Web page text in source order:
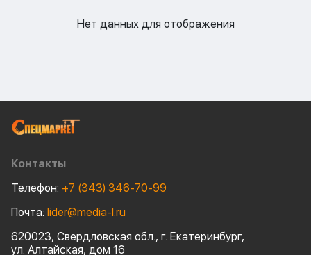
Нет данных для отображения
Контакты
Телефон: +7 (343) 346-70-99
Почта: lider@media-l.ru
620023, Свердловская обл., г. Екатеринбург,
ул. Алтайская, дом 16